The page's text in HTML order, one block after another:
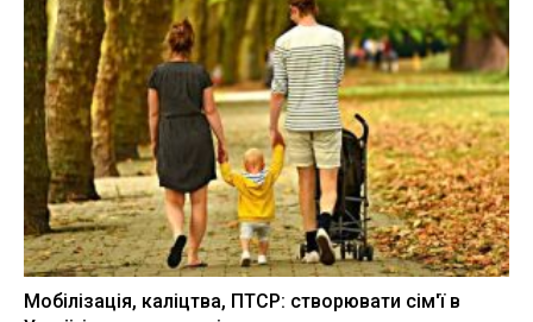
Мобілізація, каліцтва, ПТСР: створювати сім'ї в